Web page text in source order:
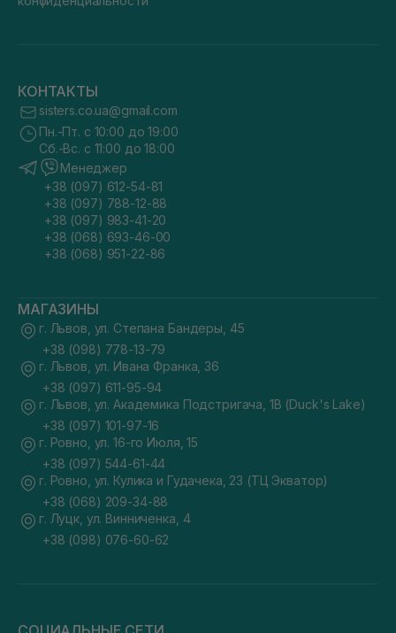
КОНТАКТЫ
sisters.co.ua@gmail.com
Пн.-Пт. с 10:00 до 19:00
Сб.-Вс. с 11:00 до 18:00
Менеджер
+38 (097) 612-54-81
+38 (097) 788-12-88
+38 (097) 983-41-20
+38 (068) 693-46-00
+38 (068) 951-22-86
МАГАЗИНЫ
г. Львов, ул. Степана Бандеры, 45
+38 (098) 778-13-79
г. Львов, ул. Ивана Франка, 36
+38 (097) 611-95-94
г. Львов, ул. Академика Подстригача, 1В (Duck's Lake)
+38 (097) 101-97-16
г. Ровно, ул. 16-го Июля, 15
+38 (097) 544-61-44
г. Ровно, ул. Кулика и Гудачека, 23 (ТЦ Экватор)
+38 (068) 209-34-88
г. Луцк, ул. Винниченка, 4
+38 (098) 076-60-62